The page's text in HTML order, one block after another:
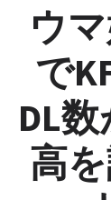
ウ
で
DL
高